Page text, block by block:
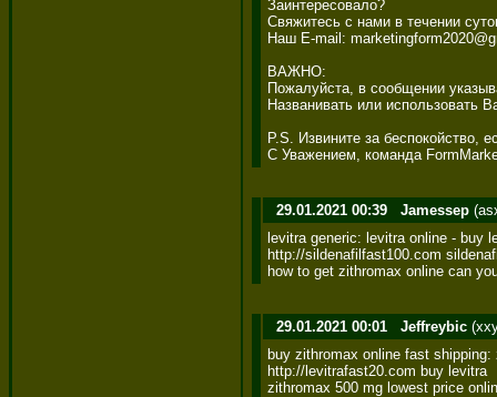
Заинтересовало?
Свяжитесь с нами в течении
Наш E-mail:
ВАЖНО:
Пожалуйста, в сообщении
Названивать или использовать
P.S. Извините за
С Уважением, команда
29.01.2021 00:39 Jamessep
levitra generic: levitra online - buy
http://sildenafilfast100.com
how to get zithromax online can
29.01.2021 00:01 Jeffreybic
buy zithromax online fast
http://levitrafast20.com buy levitra
zithromax 500 mg lowest price